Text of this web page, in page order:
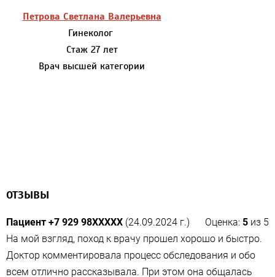
Петрова Светлана Валерьевна
Гинеколог
Стаж 27 лет
Врач высшей категории
ОТЗЫВЫ
Пациент +7 929 98XXXXX (24.09.2024 г.) Оценка: 5 из 5
На мой взгляд, поход к врачу прошел хорошо и быстро.
Доктор комментировала процесс обследования и обо
всем отлично рассказывала. При этом она общалась